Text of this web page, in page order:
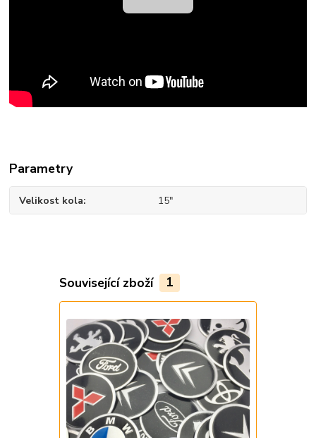
Parametry
Velikost kola 15"
Související zboží 1